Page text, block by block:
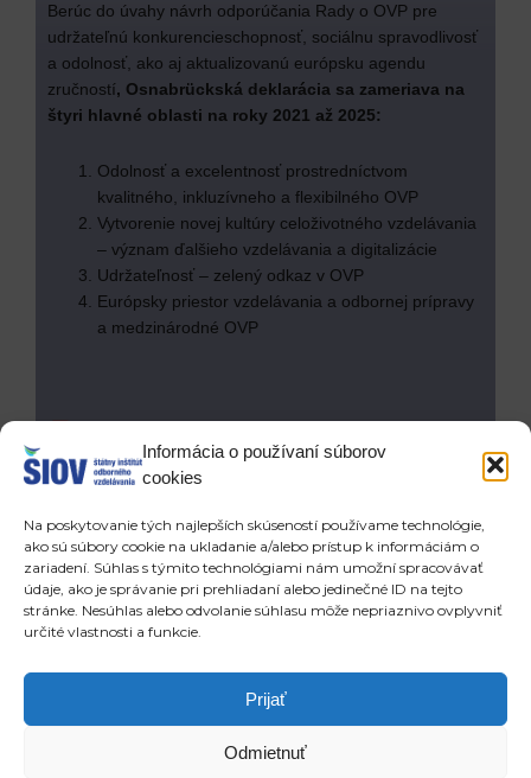
Informácia o používaní súborov
cookies
Na poskytovanie tých najlepších skúseností používame technológie,
ako sú súbory cookie na ukladanie a/alebo prístup k informáciám o
zariadení. Súhlas s týmito technológiami nám umožní spracovávať
údaje, ako je správanie pri prehliadaní alebo jedinečné ID na tejto
stránke. Nesúhlas alebo odvolanie súhlasu môže nepriaznivo ovplyvniť
určité vlastnosti a funkcie.
Prijať
Odmietnuť
Berúc do úvahy návrh odporúčania Rady o OVP pre
udržateľnú konkurencieschopnosť, sociálnu spravodlivosť
a odolnosť, ako aj aktualizovanú európsku agendu
zručností, Osnabrückská deklarácia sa zameriava na
štyri hlavné oblasti na roky 2021 až 2025:
Odolnosť a excelentnosť prostredníctvom
kvalitného, inkluzívneho a flexibilného OVP
Vytvorenie novej kultúry celoživotného vzdelávania
– význam ďalšieho vzdelávania a digitalizácie
Udržateľnosť – zelený odkaz v OVP
Európsky priestor vzdelávania a odbornej prípravy
a medzinárodné OVP
DEKLARÁCIA OSNABRÜCK 2020 Aj v online priestore sa dá súťažiť. 2. ročník súťaže Mladých elektronikov má víťazov